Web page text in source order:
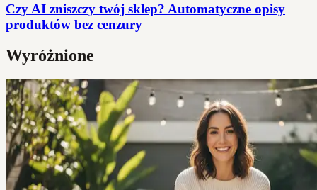
Czy AI zniszczy twój sklep? Automatyczne opisy
produktów bez cenzury
Wyróżnione